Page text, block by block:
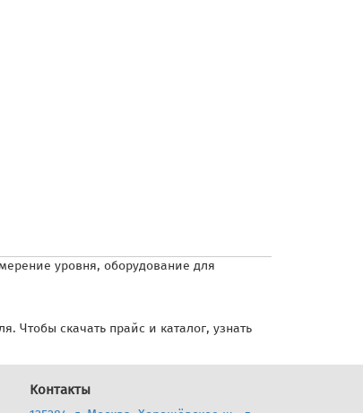
уровня, оборудование для
Чтобы скачать прайс и каталог, узнать
Контакты